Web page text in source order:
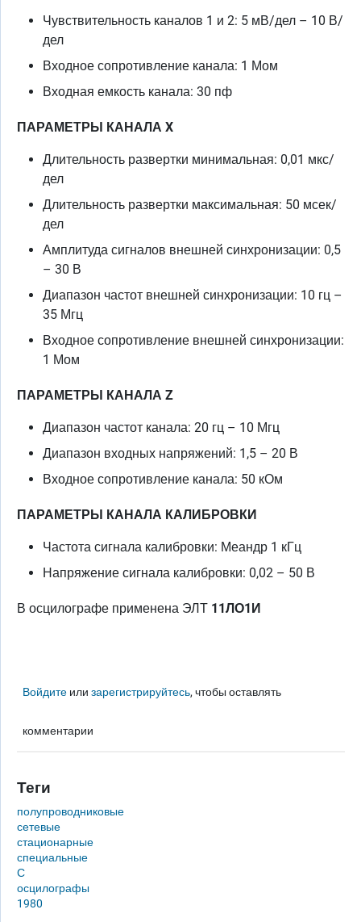
Чувствительность каналов 1 и 2: 5 мВ/дел – 10 В/
дел
Входное сопротивление канала: 1 Мом
Входная емкость канала: 30 пф
ПАРАМЕТРЫ КАНАЛА X
Длительность развертки минимальная: 0,01 мкс/
дел
Длительность развертки максимальная: 50 мсек/
дел
Амплитуда сигналов внешней синхронизации: 0,5
– 30 В
Диапазон частот внешней синхронизации: 10 гц –
35 Мгц
Входное сопротивление внешней синхронизации:
1 Мом
ПАРАМЕТРЫ КАНАЛА Z
Диапазон частот канала: 20 гц – 10 Мгц
Диапазон входных напряжений: 1,5 – 20 В
Входное сопротивление канала: 50 кОм
ПАРАМЕТРЫ КАНАЛА КАЛИБРОВКИ
Частота сигнала калибровки: Меандр 1 кГц
Напряжение сигнала калибровки: 0,02 – 50 В
В осцилографе применена ЭЛТ 11ЛО1И
Войдите илизарегистрируйтесь, чтобы оставлять
комментарии
Теги
полупроводниковые
сетевые
стационарные
специальные
С
осцилографы
1980